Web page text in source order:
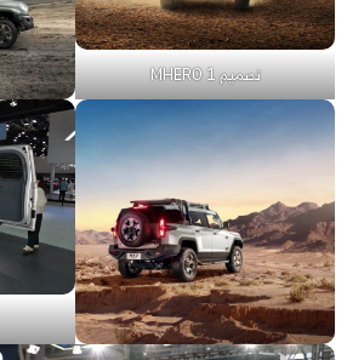
تصميم MHERO 1